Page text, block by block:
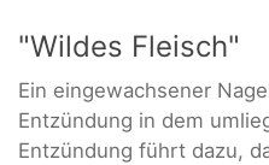
"Wildes Fleisch"
Ein eingewachsener
Entzündung in dem
Entzündung führt dazu,